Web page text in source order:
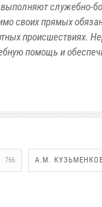
служебно-
своих прямых
происшествиях.
помощь и
766 А.М.